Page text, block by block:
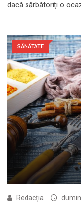
dacă sărbătoriți o
SĂNĂTATE
Redacția